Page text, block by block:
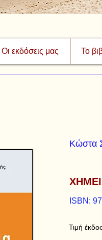
Οι εκδόσεις μας Το
Κώστα
ISBN:
Τιμή